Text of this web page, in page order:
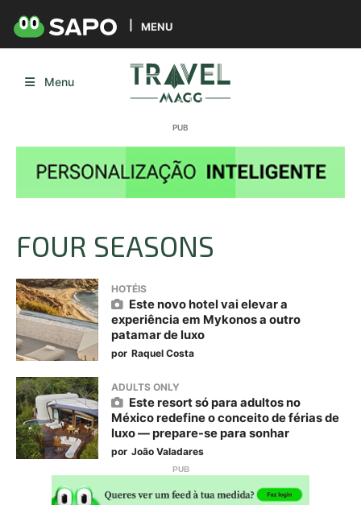
MENU
Menu
FOUR SEASONS
HOTÉIS
Este novo hotel vai elevar a
experiência em Mykonos a outro
patamar de luxo
por Raquel Costa
ADULTS ONLY
Este resort só para adultos no
México redefine o conceito de férias de
luxo — prepare-se para sonhar
por João Valadares